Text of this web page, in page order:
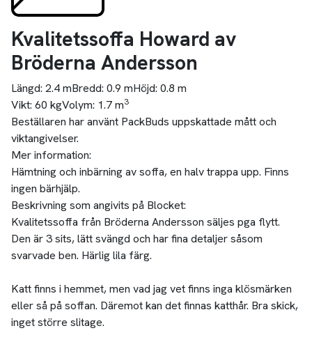
Kvalitetssoffa Howard av
Bröderna Andersson
Längd: 2.4 mBredd: 0.9 mHöjd: 0.8 m
Vikt: 60 kgVolym: 1.7 m3
Beställaren har använt PackBuds uppskattade mått och
viktangivelser.
Mer information:
Hämtning och inbärning av soffa, en halv trappa upp. Finns
ingen bärhjälp.
Beskrivning som angivits på Blocket:
Kvalitetssoffa från Bröderna Andersson säljes pga flytt.
Den är 3 sits, lätt svängd och har fina detaljer såsom
svarvade ben. Härlig lila färg.
Katt finns i hemmet, men vad jag vet finns inga klösmärken
eller så på soffan. Däremot kan det finnas katthår. Bra skick,
inget större slitage.